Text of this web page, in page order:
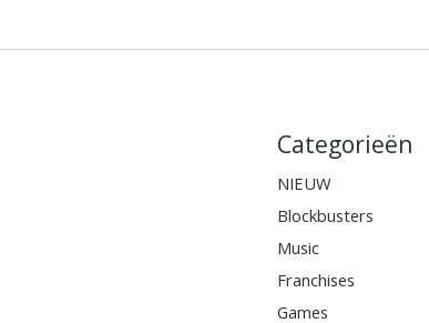
Categorieën
NIEUW
Blockbusters
Music
Franchises
Games